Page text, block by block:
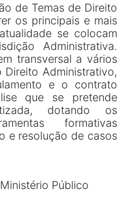
de Temas de Direito
os principais e mais
se colocam
Administrativa.
transversal a vários
Administrativo,
e o contrato
que se pretende
dotando os
formativas
e resolução de casos
Público